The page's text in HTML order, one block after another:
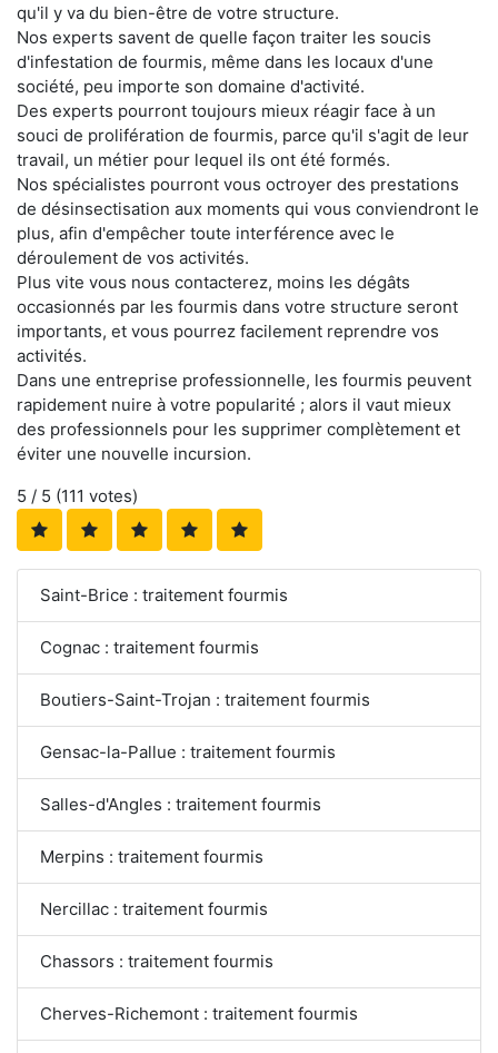
qu'il y va du bien-être de votre structure.
Nos experts savent de quelle façon traiter les soucis
d'infestation de fourmis, même dans les locaux d'une
société, peu importe son domaine d'activité.
Des experts pourront toujours mieux réagir face à un
souci de prolifération de fourmis, parce qu'il s'agit de leur
travail, un métier pour lequel ils ont été formés.
Nos spécialistes pourront vous octroyer des prestations
de désinsectisation aux moments qui vous conviendront le
plus, afin d'empêcher toute interférence avec le
déroulement de vos activités.
Plus vite vous nous contacterez, moins les dégâts
occasionnés par les fourmis dans votre structure seront
importants, et vous pourrez facilement reprendre vos
activités.
Dans une entreprise professionnelle, les fourmis peuvent
rapidement nuire à votre popularité ; alors il vaut mieux
des professionnels pour les supprimer complètement et
éviter une nouvelle incursion.
5 / 5 (111 votes)
Saint-Brice : traitement fourmis
Cognac : traitement fourmis
Boutiers-Saint-Trojan : traitement fourmis
Gensac-la-Pallue : traitement fourmis
Salles-d'Angles : traitement fourmis
Merpins : traitement fourmis
Nercillac : traitement fourmis
Chassors : traitement fourmis
Cherves-Richemont : traitement fourmis